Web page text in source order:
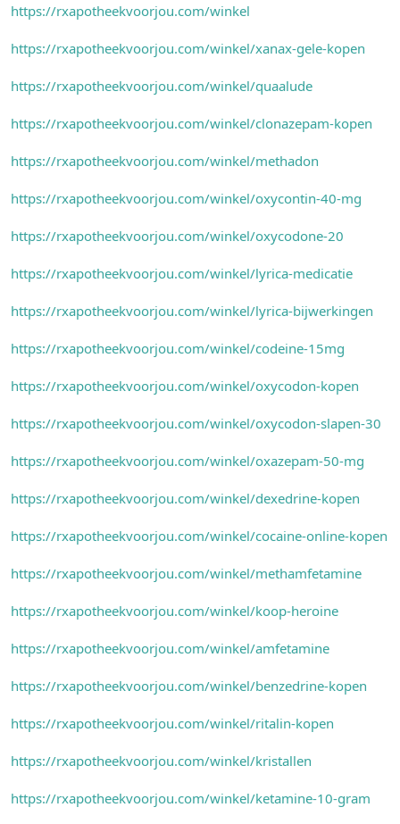
https://rxapotheekvoorjou.com/winkel
https://rxapotheekvoorjou.com/winkel/xanax-gele-kopen
https://rxapotheekvoorjou.com/winkel/quaalude
https://rxapotheekvoorjou.com/winkel/clonazepam-kopen
https://rxapotheekvoorjou.com/winkel/methadon
https://rxapotheekvoorjou.com/winkel/oxycontin-40-mg
https://rxapotheekvoorjou.com/winkel/oxycodone-20
https://rxapotheekvoorjou.com/winkel/lyrica-medicatie
https://rxapotheekvoorjou.com/winkel/lyrica-bijwerkingen
https://rxapotheekvoorjou.com/winkel/codeine-15mg
https://rxapotheekvoorjou.com/winkel/oxycodon-kopen
https://rxapotheekvoorjou.com/winkel/oxycodon-slapen-30
https://rxapotheekvoorjou.com/winkel/oxazepam-50-mg
https://rxapotheekvoorjou.com/winkel/dexedrine-kopen
https://rxapotheekvoorjou.com/winkel/cocaine-online-kopen
https://rxapotheekvoorjou.com/winkel/methamfetamine
https://rxapotheekvoorjou.com/winkel/koop-heroine
https://rxapotheekvoorjou.com/winkel/amfetamine
https://rxapotheekvoorjou.com/winkel/benzedrine-kopen
https://rxapotheekvoorjou.com/winkel/ritalin-kopen
https://rxapotheekvoorjou.com/winkel/kristallen
https://rxapotheekvoorjou.com/winkel/ketamine-10-gram